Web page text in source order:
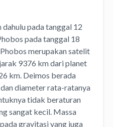
pada tanggal 12
pada tanggal 18
merupakan satelit
9376 km dari planet
km. Deimos berada
diameter rata-ratanya
tidak beraturan
sangat kecil. Massa
gravitasi yang juga